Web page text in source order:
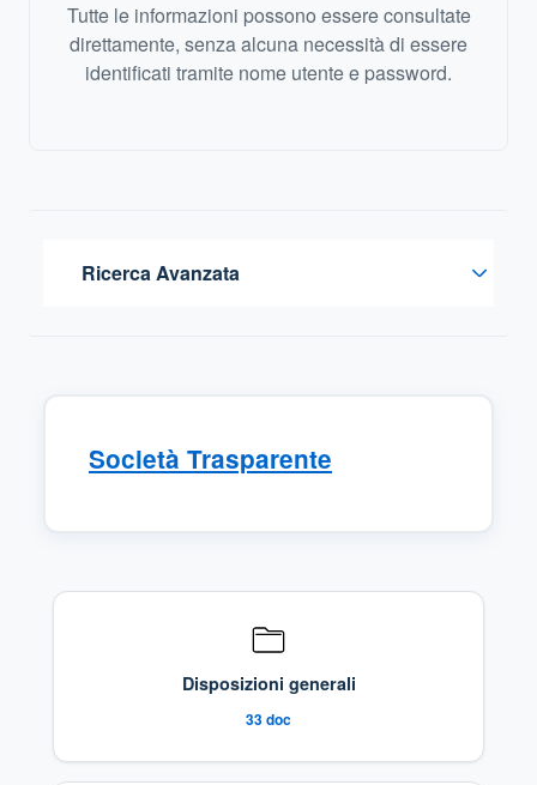
Tutte le informazioni possono essere consultate
direttamente, senza alcuna necessità di essere
identificati tramite nome utente e password.
Ricerca Avanzata
Società Trasparente
Sezioni di Trasparenza Disponibili
Disposizioni generali
33doc